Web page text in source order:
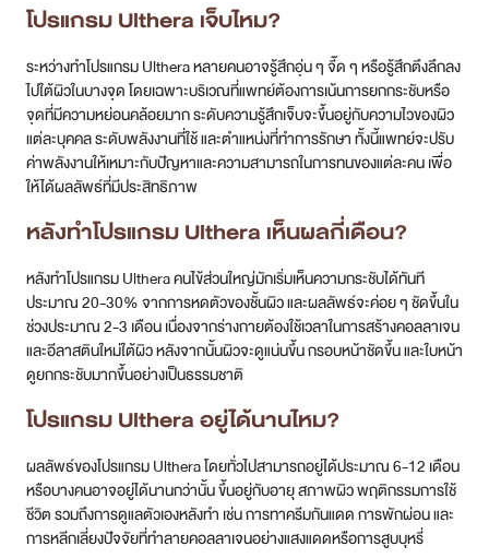
โปรแกรม Ulthera เจ็บไหม?
ระหว่างทำโปรแกรม Ulthera หลายคนอาจรู้สึกอุ่น ๆ จี๊ด ๆ หรือรู้สึกตึงลึกลง
ไปใต้ผิวในบางจุด โดยเฉพาะบริเวณที่แพทย์ต้องการเน้นการยกกระชับหรือ
จุดที่มีความหย่อนคล้อยมาก ระดับความรู้สึกเจ็บจะขึ้นอยู่กับความไวของผิว
แต่ละบุคคล ระดับพลังงานที่ใช้ และตำแหน่งที่ทำการรักษา ทั้งนี้แพทย์จะปรับ
ค่าพลังงานให้เหมาะกับปัญหาและความสามารถในการทนของแต่ละคน เพื่อ
ให้ได้ผลลัพธ์ที่มีประสิทธิภาพ
หลังทำโปรแกรม Ulthera เห็นผลกี่เดือน?
หลังทำโปรแกรม Ulthera คนไข้ส่วนใหญ่มักเริ่มเห็นความกระชับได้ทันที
ประมาณ 20-30% จากการหดตัวของชั้นผิว และผลลัพธ์จะค่อย ๆ ชัดขึ้นใน
ช่วงประมาณ 2-3 เดือน เนื่องจากร่างกายต้องใช้เวลาในการสร้างคอลลาเจน
และอีลาสตินใหม่ใต้ผิว หลังจากนั้นผิวจะดูแน่นขึ้น กรอบหน้าชัดขึ้น และใบหน้า
ดูยกกระชับมากขึ้นอย่างเป็นธรรมชาติ
โปรแกรม Ulthera อยู่ได้นานไหม?
ผลลัพธ์ของโปรแกรม Ulthera โดยทั่วไปสามารถอยู่ได้ประมาณ 6-12 เดือน
หรือบางคนอาจอยู่ได้นานกว่านั้น ขึ้นอยู่กับอายุ สภาพผิว พฤติกรรมการใช้
ชีวิต รวมถึงการดูแลตัวเองหลังทำ เช่น การทาครีมกันแดด การพักผ่อน และ
การหลีกเลี่ยงปัจจัยที่ทำลายคอลลาเจนอย่างแสงแดดหรือการสูบบุหรี่